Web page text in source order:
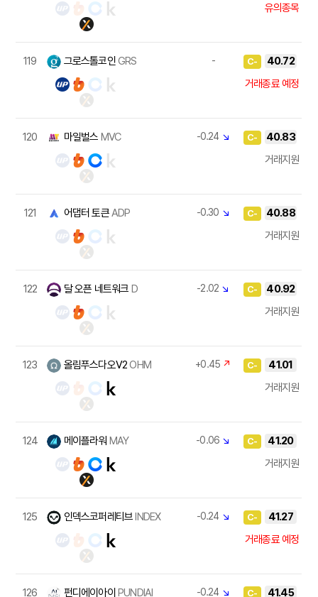
유의종목
119 그로스톨코인GRS - C-
40.72
거래종료 예정
120 마일벌스 MVC -0.24 ↘ C-
40.83
거래지원
121 어댑터 토큰ADP -0.30 ↘ C-
40.88
거래지원
122 달 오픈 네트워크 D -2.02 ↘ C-
40.92
거래지원
123 올림푸스다오V2OHM +0.45 ↗ C-
41.01
거래지원
124 메이플라워 MAY -0.06 ↘ C-
41.20
거래지원
125 인덱스코퍼레티브INDEX -0.24 ↘ C-
41.27
거래종료 예정
126 펀디에이아이PUNDIAI -0.24 ↘ C- 41.45